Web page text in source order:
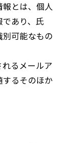
とは、個人
あり、氏
可能なもの
るメールア
するそのほか